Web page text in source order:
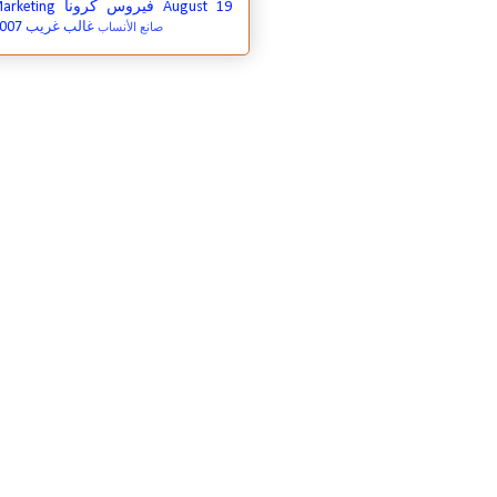
فيروس كرونا August 19
غالب غريب صانع الأنساب